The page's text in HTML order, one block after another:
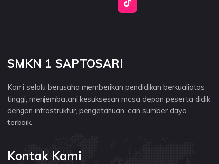
SMKN 1 SAPTOSARI
Kami selalu berusaha memberikan pendidikan berkualiatas
tinggi, menjembatani kesuksesan masa depan peserta didik
dengan infrastruktur, pengetahuan, dan sumber daya
terbaik.
Kontak Kami